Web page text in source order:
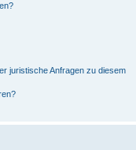
juristische Anfragen zu diesem